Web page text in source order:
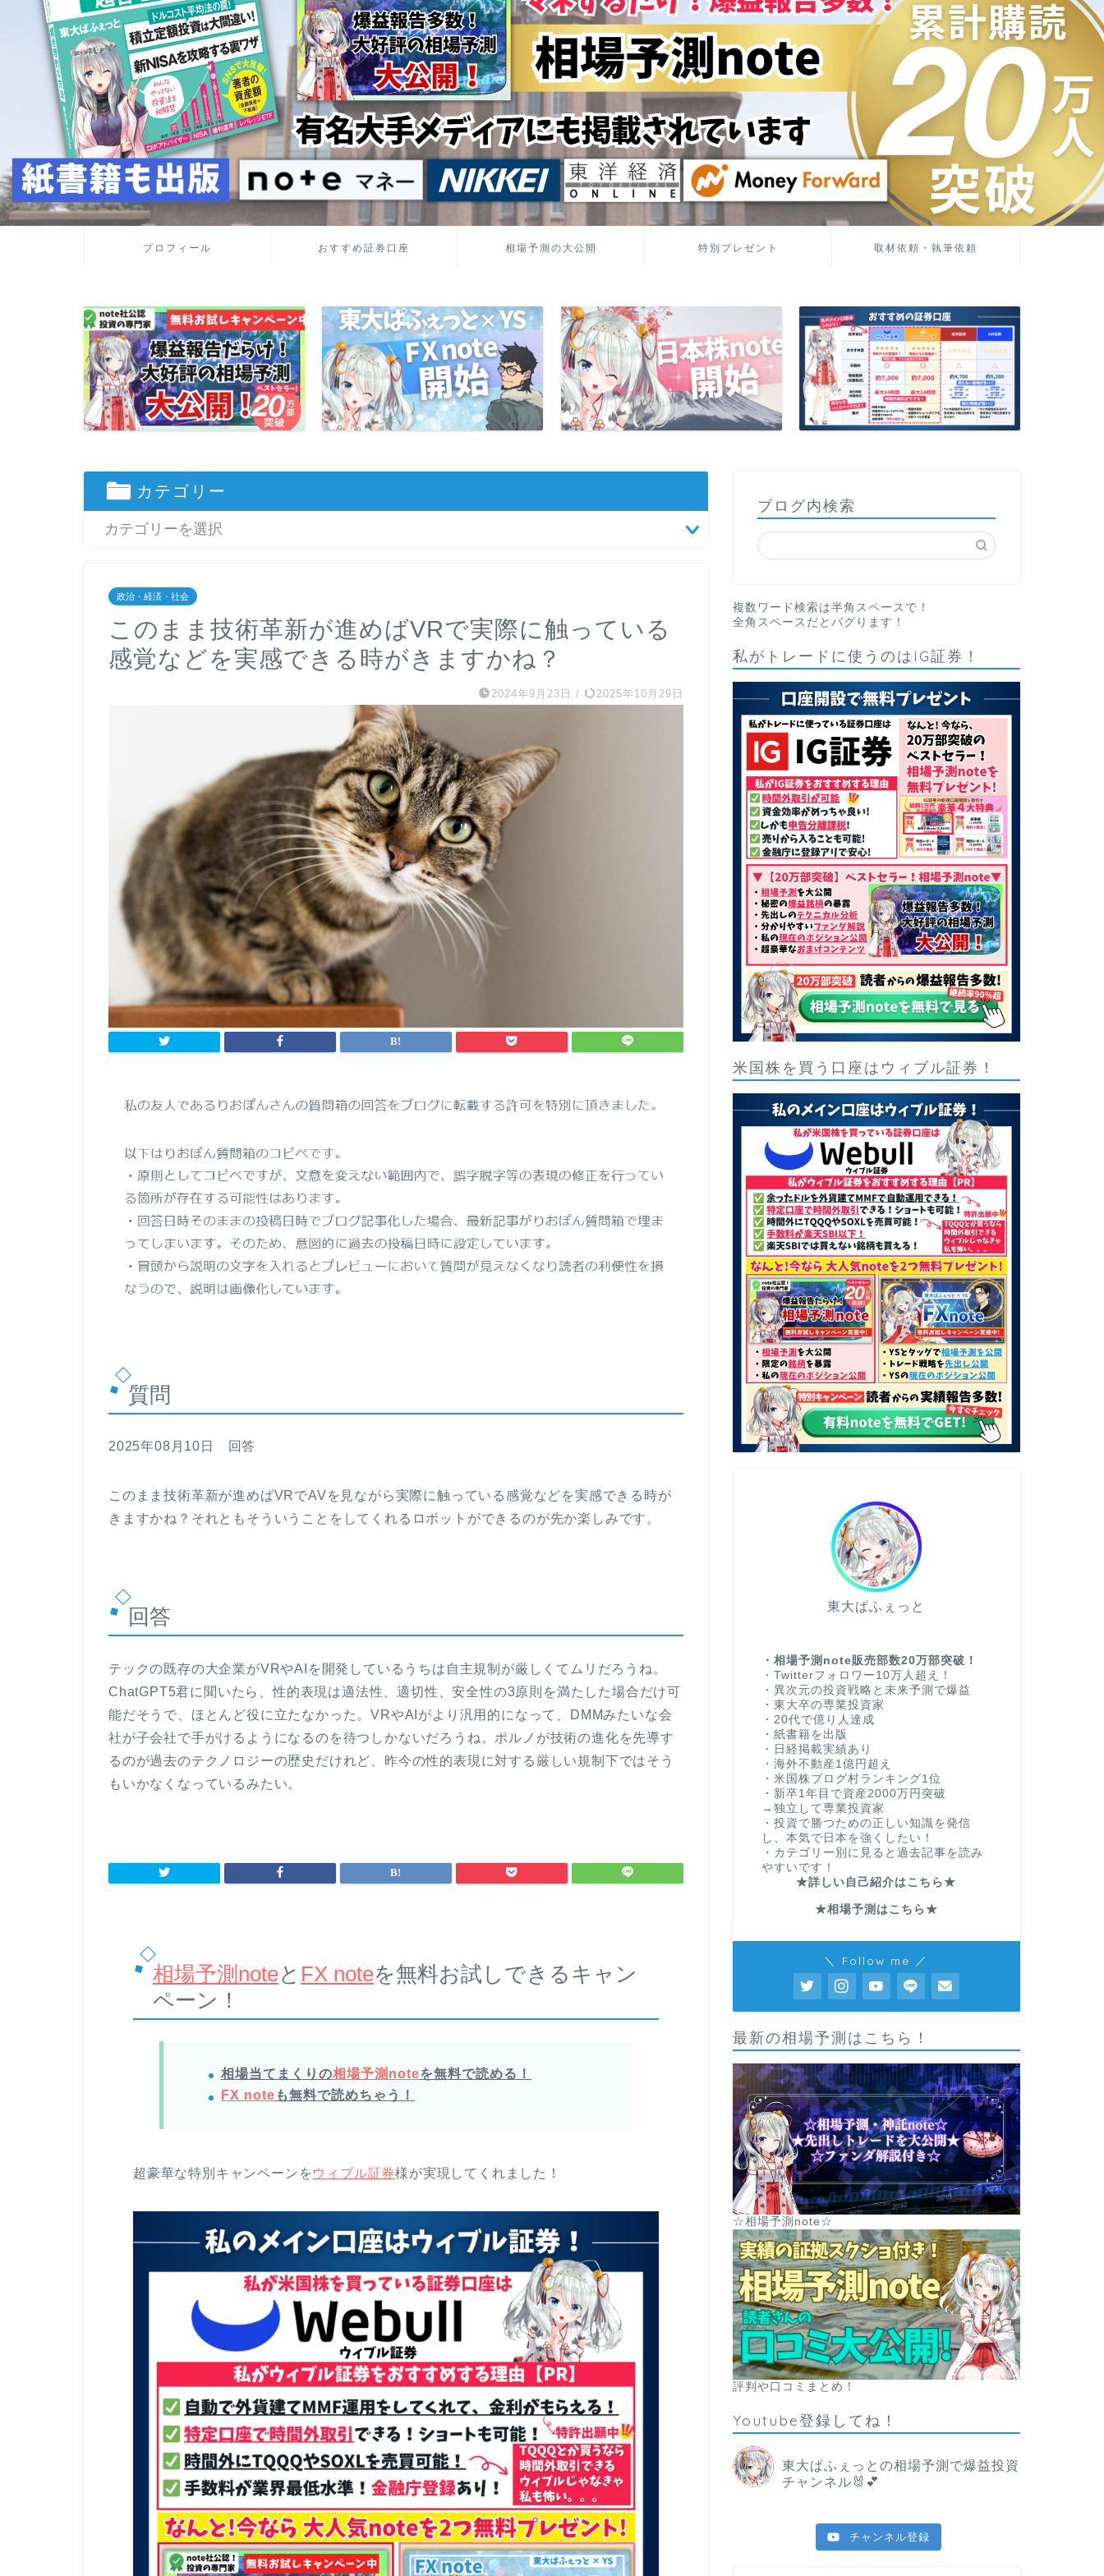
プロフィール おすすめ証券口座 相場予測の大公開 特別プレゼント 取材依頼・執筆依頼
カテゴリー
政治・経済・社会
このまま技術革新が進めばVRで実際に触っている
感覚などを実感できる時がきますかね？
2024年9月23日 / 2025年10月29日
質問
2025年08月10日 回答
このまま技術革新が進めばVRでAVを見ながら実際に触っている感覚などを実感できる時が
きますかね？それともそういうことをしてくれるロボットができるのが先か楽しみです。
回答
テックの既存の大企業がVRやAIを開発しているうちは自主規制が厳しくてムリだろうね。
ChatGPT5君に聞いたら、性的表現は適法性、適切性、安全性の3原則を満たした場合だけ可
能だそうで、ほとんど役に立たなかった。VRやAIがより汎用的になって、DMMみたいな会
社が子会社で手がけるようになるのを待つしかないだろうね。ポルノが技術の進化を先導す
るのが過去のテクノロジーの歴史だけれど、昨今の性的表現に対する厳しい規制下ではそう
もいかなくなっているみたい。
相場予測noteと FX noteを無料お試しできるキャン
ペーン！
相場当てまくりの相場予測noteを無料で読める！
FX note も無料で読めちゃう！
超豪華な特別キャンペーンを ウィブル証券様が実現してくれました！
ブログ内検索
複数ワード検索は半角スペースで！
全角スペースだとバグります！
私がトレードに使うのはIG証券！
米国株を買う口座はウィブル証券！
東大ぱふぇっと
・相場予測note販売部数20万部突破！
・Twitterフォロワー10万人超え！
・異次元の投資戦略と未来予測で爆益
・東大卒の専業投資家
・20代で億り人達成
・紙書籍を出版
・日経掲載実績あり
・海外不動産1億円超え
・米国株ブログ村ランキング1位
・新卒1年目で資産2000万円突破
→独立して専業投資家
・投資で勝つための正しい知識を発信
し、本気で日本を強くしたい！
・カテゴリー別に見ると過去記事を読み
やすいです！
★詳しい自己紹介はこちら★
★相場予測はこちら★
＼ Follow me ／
最新の相場予測はこちら！
☆相場予測note☆
評判や口コミまとめ！
Youtube登録してね！
東大ぱふぇっとの相場予測で爆益投資
チャンネル🐰💕
チャンネル登録